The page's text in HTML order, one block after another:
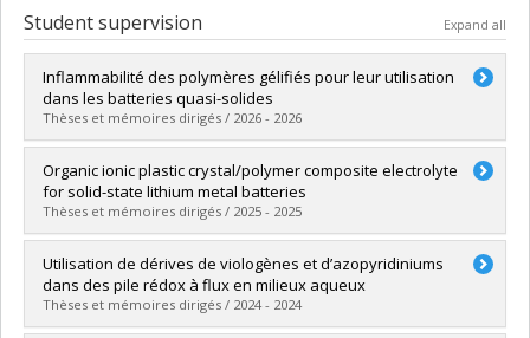
Student supervision Expand all
Inflammabilité des polymères gélifiés pour leur utilisation
dans les batteries quasi-solides
Thèses et mémoires dirigés / 2026 - 2026
Graduate :St-Antoine, Caroline
Cycle :Doctoral
Grade :Ph. D.
Lien vers le document dans Papyrus
Organic ionic plastic crystal/polymer composite electrolyte
for solid-state lithium metal batteries
Thèses et mémoires dirigés / 2025 - 2025
Graduate :Wang, Yanyu
Cycle :Doctoral
Grade :Ph. D.
Lien vers le document dans Papyrus
Utilisation de dérives de viologènes et d’azopyridiniums
dans des pile rédox à flux en milieux aqueux
Thèses et mémoires dirigés / 2024 - 2024